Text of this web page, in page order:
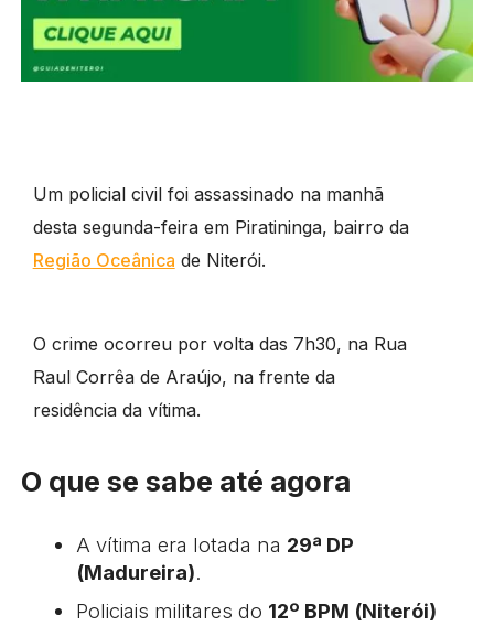
Um policial civil foi assassinado na manhã
desta segunda-feira em Piratininga, bairro da
Região Oceânica de Niterói.
O crime ocorreu por volta das 7h30, na Rua
Raul Corrêa de Araújo, na frente da
residência da vítima.
O que se sabe até agora
A vítima era lotada na 29ª DP
(Madureira).
Policiais militares do 12º BPM (Niterói)